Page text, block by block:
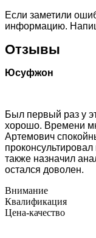
Если заметили
информацию.
Отзывы
Юсуфжон
Был первый раз у
хорошо. Времени
Артемович
также назначил
остался доволен.
Внимание
Квалификация
Цена-качество